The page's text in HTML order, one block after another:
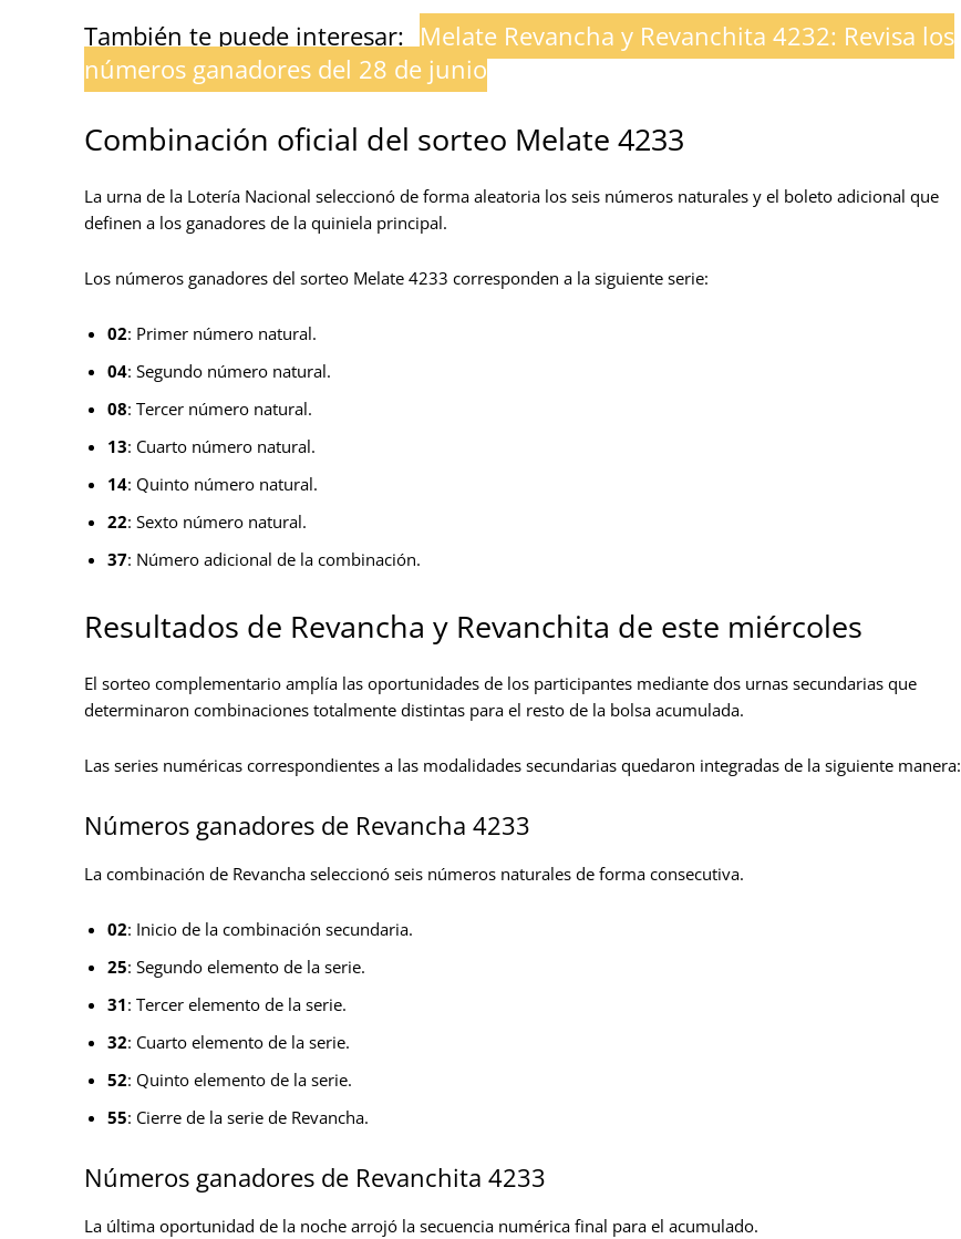
También te puede interesar: Melate Revancha y Revanchita 4232: Revisa los
números ganadores del 28 de junio
Combinación oficial del sorteo Melate 4233
La urna de la Lotería Nacional seleccionó de forma aleatoria los seis números naturales y el boleto adicional que
definen a los ganadores de la quiniela principal.
Los números ganadores del sorteo Melate 4233 corresponden a la siguiente serie:
02: Primer número natural.
04: Segundo número natural.
08: Tercer número natural.
13: Cuarto número natural.
14: Quinto número natural.
22: Sexto número natural.
37: Número adicional de la combinación.
Resultados de Revancha y Revanchita de este miércoles
El sorteo complementario amplía las oportunidades de los participantes mediante dos urnas secundarias que
determinaron combinaciones totalmente distintas para el resto de la bolsa acumulada.
Las series numéricas correspondientes a las modalidades secundarias quedaron integradas de la siguiente manera:
Números ganadores de Revancha 4233
La combinación de Revancha seleccionó seis números naturales de forma consecutiva.
02: Inicio de la combinación secundaria.
25: Segundo elemento de la serie.
31: Tercer elemento de la serie.
32: Cuarto elemento de la serie.
52: Quinto elemento de la serie.
55: Cierre de la serie de Revancha.
Números ganadores de Revanchita 4233
La última oportunidad de la noche arrojó la secuencia numérica final para el acumulado.